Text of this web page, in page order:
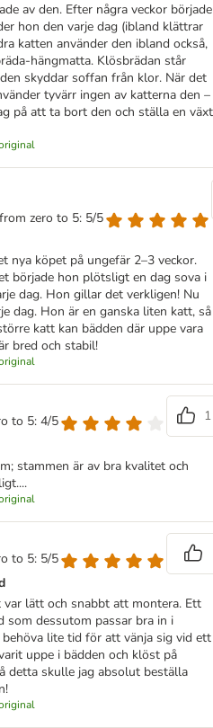
av den. Efter några veckor började
hon den varje dag (ibland klättrar
katten använder den ibland också,
hängmatta. Klösbrädan står
skyddar soffan från klor. När det
tyvärr ingen av katterna den –
på att ta bort den och ställa en växt
zero to 5: 5/5
nya köpet på ungefär 2–3 veckor.
började hon plötsligt en dag sova i
dag. Hon gillar det verkligen! Nu
dag. Hon är en ganska liten katt, så
katt kan bädden där uppe vara
bred och stabil!
to 5: 4/5
1
stammen är av bra kvalitet och
to 5: 5/5
lätt och snabbt att montera. Ett
dessutom passar bra in i
lite tid för att vänja sig vid ett
uppe i bädden och klöst på
detta skulle jag absolut beställa